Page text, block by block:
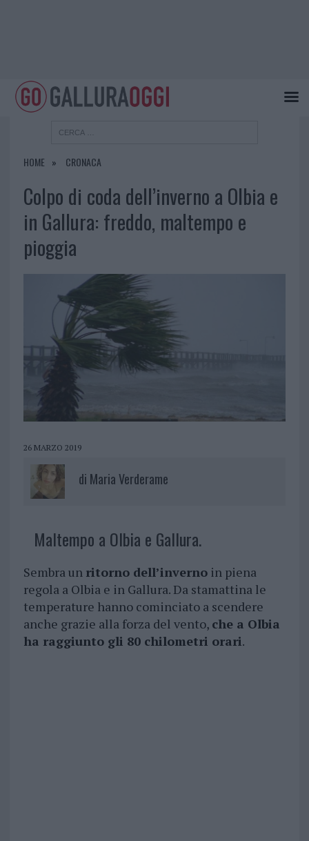
HOME CRONACA
Colpo di coda dell’inverno a Olbia e
in Gallura: freddo, maltempo e
pioggia
26 MARZO 2019
di Maria Verderame
Maltempo a Olbia e Gallura.
Sembra un ritorno dell’invernoin piena
regola a Olbia e in Gallura. Da stamattina le
temperature hanno cominciato a scendere
anche grazie alla forza del vento, che a Olbia
ha raggiunto gli 80 chilometri orari.